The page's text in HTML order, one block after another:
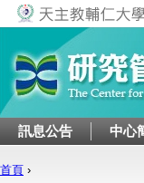
訊息公告 中心
首頁 ›